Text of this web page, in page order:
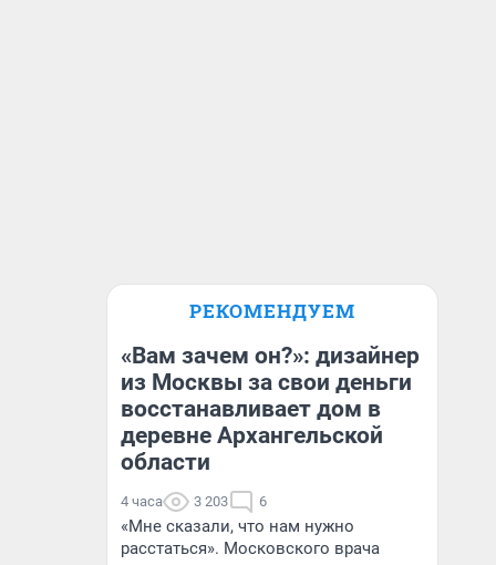
РЕКОМЕНДУЕМ
«Вам зачем он?»: дизайнер
из Москвы за свои деньги
восстанавливает дом в
деревне Архангельской
области
4 часа 3 203 6
«Мне сказали, что нам нужно
расстаться». Московского врача